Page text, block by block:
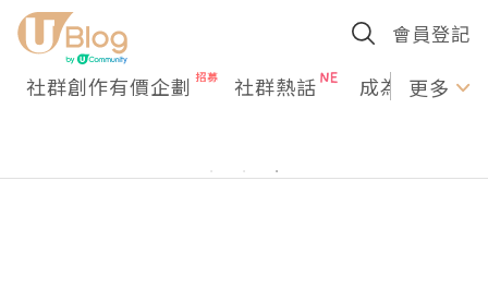
會員登記
社群創作有價企劃 社群熱話 成為U更多